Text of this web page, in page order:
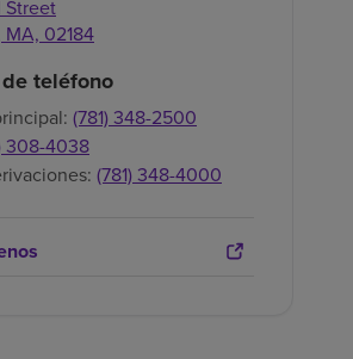
Street
MA, 02184
teléfono
(781) 348-2500
308-4038
(781) 348-4000